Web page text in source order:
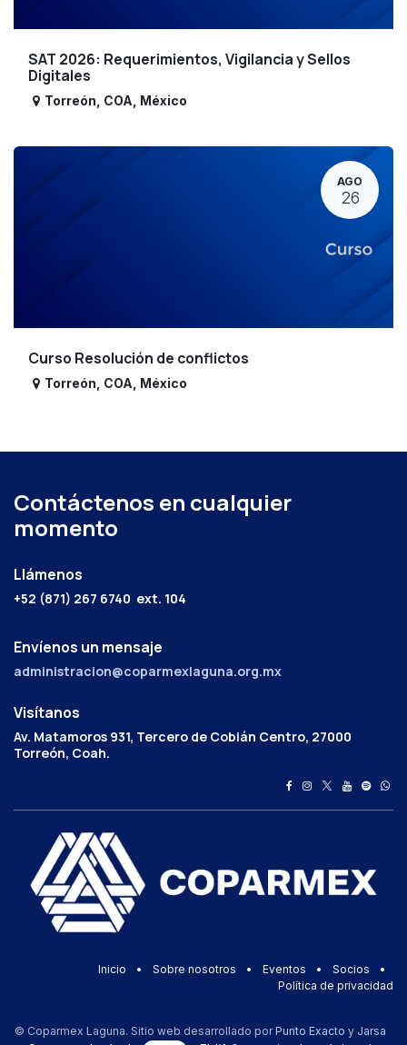
SAT 2026: Requerimientos, Vigilancia y Sellos
Digitales
Torreón COA México
AGO
26
Curso Resolución de conflictos
Torreón COA México
Contáctenos en cualquier
momento
Llámenos
+52 (871) 267 6740 ext. 104
Envíenos un mensaje
administracion@coparmexlaguna.org.mx
Visítanos
Av. Matamoros 931, Tercero de Cobián Centro, 27000
Torreón, Coah.
Inicio • Sobre nosotros • Eventos • Socios
•
Política de privacidad
© Coparmex Laguna. Sitio web desarrollado por Punto Exacto y Jarsa